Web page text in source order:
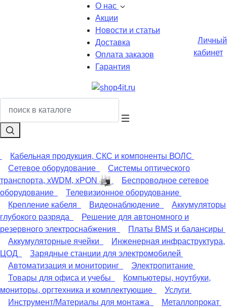
О нас
Акции
Новости и статьи
Доставка
Оплата заказов
Гарантия
Личный
кабинет
Кабельная продукция, СКС и компоненты ВОЛС
Сетевое оборудование
Системы оптического
транспорта, xWDM, xPON
Беспроводное сетевое
оборудование
Телевизионное оборудование
Крепление кабеля
Видеонаблюдение
Аккумуляторы
глубокого разряда
Решение для автономного и
резервного электроснабжения
Платы BMS и балансиры
Аккумуляторные ячейки
Инженерная инфраструктура,
ЦОД
Зарядные станции для электромобилей
Автоматизация и мониторинг
Электропитание
Товары для офиса и учебы
Компьютеры, ноутбуки,
мониторы, оргтехника и комплектующие
Услуги
Инструмент/Материалы для монтажа
Металлопрокат